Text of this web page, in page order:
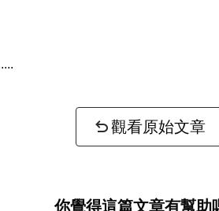
觀看原始文章
你覺得這篇文章有幫助